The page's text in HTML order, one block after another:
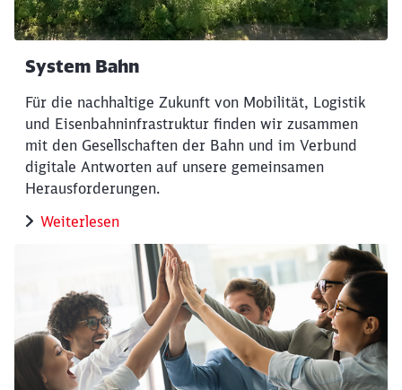
System Bahn
Für die nachhaltige Zukunft von Mobilität, Logistik
und Eisenbahninfrastruktur finden wir zusammen
mit den Gesellschaften der Bahn und im Verbund
digitale Antworten auf unsere gemeinsamen
Herausforderungen.
Weiterlesen